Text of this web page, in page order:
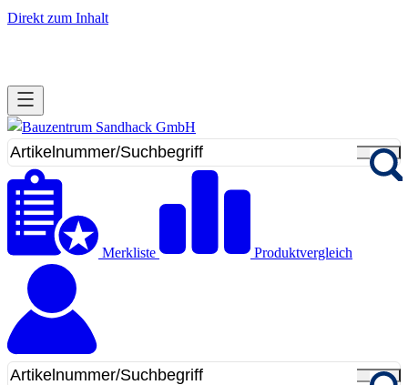
Direkt zum Inhalt
Merkliste Produktvergleich